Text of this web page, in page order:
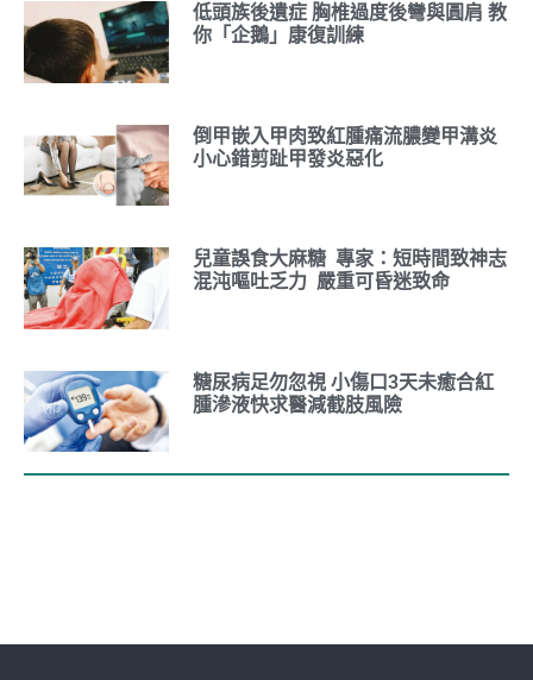
低頭族後遺症 胸椎過度後彎與圓肩 教
你「企鵝」康復訓練
倒甲嵌入甲肉致紅腫痛流膿變甲溝炎
小心錯剪趾甲發炎惡化
兒童誤食大麻糖 專家：短時間致神志
混沌嘔吐乏力 嚴重可昏迷致命
糖尿病足勿忽視 小傷口3天未癒合紅
腫滲液快求醫減截肢風險